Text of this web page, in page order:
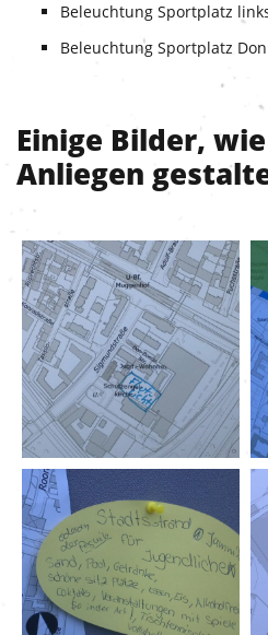
Beleuchtung Sportplatz
Beleuchtung Sportplatz
Einige Bilder,
Anliegen